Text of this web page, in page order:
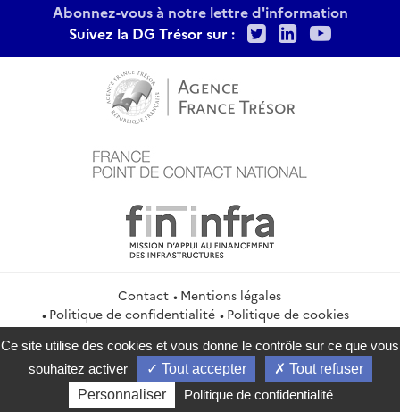
Abonnez-vous à notre lettre d'information
Suivez la DG Trésor sur :
TwitterLinkedIn
Contact
Mentions légales
Politique de confidentialité
Politique de cookies
Gestion des cookies
Flux RSS
service-public.gouv.fr
legifrance.gouv.fr
info.gouv.fr
data.gouv.fr
Ce site utilise des cookies et vous donne le contrôle sur ce que vous
souhaitez activer
Tout accepter
Tout refuser
Personnaliser
Politique de confidentialité